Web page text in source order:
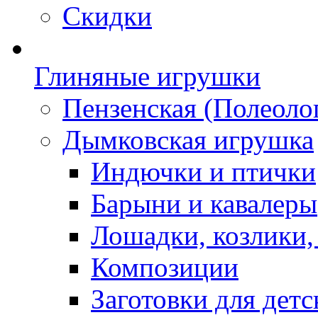
Скидки
Глиняные игрушки
Пензенская
Дымковская игрушка
Индючки и птички
Барыни и кавалеры
Лошадки,
Композиции
Заготовки для